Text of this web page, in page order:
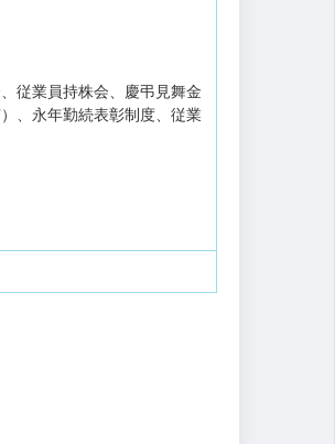
従業員持株会、慶弔見舞金
、永年勤続表彰制度、従業